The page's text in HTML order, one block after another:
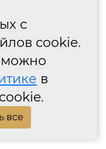
с
cookie.
можно
в
все